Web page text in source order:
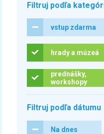
Filtruj podľa
vstup zdarma
hrady a múzeá
prednášky,
workshopy
Filtruj podľa dátumu
Na dnes